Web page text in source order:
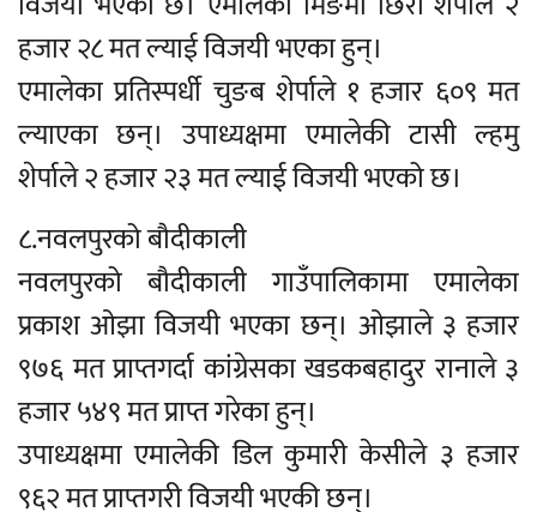
हजार २८ मत ल्याई विजयी भएका हुन्।
एमालेका प्रतिस्पर्धी चुङब शेर्पाले १ हजार ६०९ मत
ल्याएका छन्। उपाध्यक्षमा एमालेकी टासी ल्हमु
शेर्पाले २ हजार २३ मत ल्याई विजयी भएको छ।
८.नवलपुरको बौदीकाली
नवलपुरको बौदीकाली गाउँपालिकामा एमालेका
प्रकाश ओझा विजयी भएका छन्। ओझाले ३ हजार
९७६ मत प्राप्तगर्दा कांग्रेसका खडकबहादुर रानाले ३
हजार ५४९ मत प्राप्त गरेका हुन्।
उपाध्यक्षमा एमालेकी डिल कुमारी केसीले ३ हजार
९६२ मत प्राप्तगरी विजयी भएकी छन्।